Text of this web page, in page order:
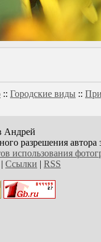
:: Городские виды ::
Андрей
разрешения автора
использования
| Ссылки | RSS